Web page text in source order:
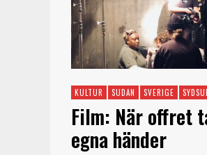
KULTUR SUDAN SVERIGE
Film: När offret
egna händer